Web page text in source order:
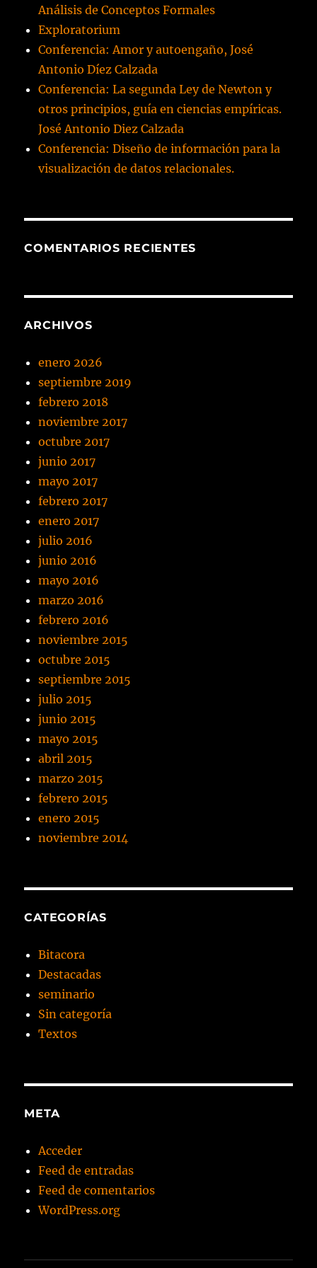
Análisis de Conceptos Formales
Exploratorium
Conferencia: Amor y autoengaño, José
Antonio Díez Calzada
Conferencia: La segunda Ley de Newton y
otros principios, guía en ciencias empíricas.
José Antonio Diez Calzada
Conferencia: Diseño de información para la
visualización de datos relacionales.
COMENTARIOS RECIENTES
ARCHIVOS
enero 2026
septiembre 2019
febrero 2018
noviembre 2017
octubre 2017
junio 2017
mayo 2017
febrero 2017
enero 2017
julio 2016
junio 2016
mayo 2016
marzo 2016
febrero 2016
noviembre 2015
octubre 2015
septiembre 2015
julio 2015
junio 2015
mayo 2015
abril 2015
marzo 2015
febrero 2015
enero 2015
noviembre 2014
CATEGORÍAS
Bitacora
Destacadas
seminario
Sin categoría
Textos
META
Acceder
Feed de entradas
Feed de comentarios
WordPress.org